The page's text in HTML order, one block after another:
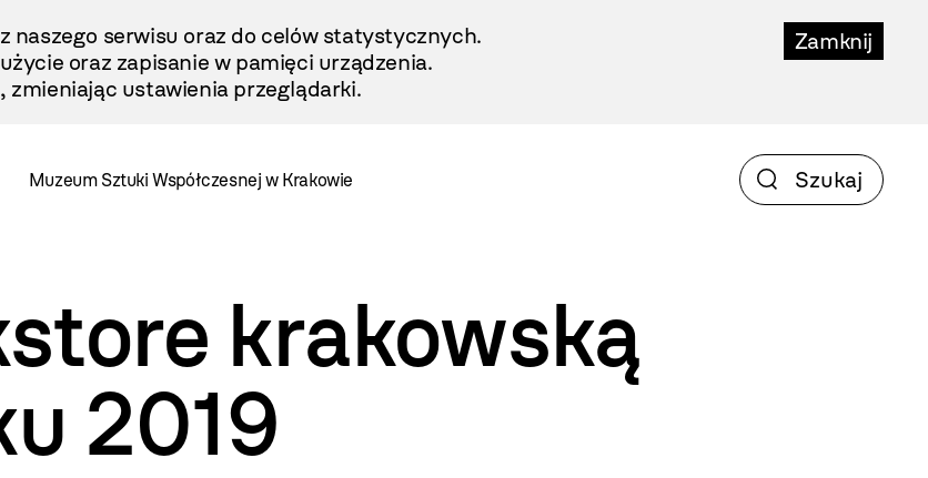
Zamknij
naszego serwisu oraz do celów statystycznych.
oraz zapisanie w pamięci urządzenia.
zmieniając ustawienia przeglądarki.
Muzeum Sztuki Współczesnej w Krakowie
krakowską
2019